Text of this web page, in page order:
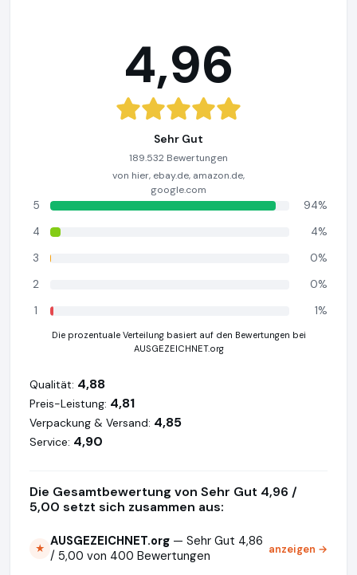
4,96
Sehr Gut
189.532 Bewertungen
von hier, ebay.de, amazon.de,
google.com
5
94%
4
4%
3
0%
2
0%
1
1%
Die prozentuale Verteilung basiert auf den Bewertungen bei
AUSGEZEICHNET.org
Qualität: 4,88
Preis-Leistung: 4,81
Verpackung & Versand: 4,85
Service: 4,90
Die Gesamtbewertung von Sehr Gut 4,96 /
5,00 setzt sich zusammen aus:
★ AUSGEZEICHNET.org — Sehr Gut 4,86
/ 5,00 von 400 Bewertungen
anzeigen →